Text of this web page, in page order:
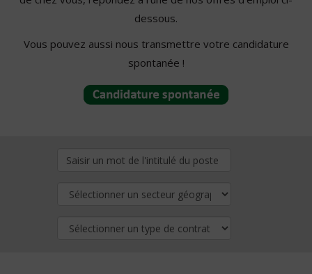
dessous.
Vous pouvez aussi nous transmettre votre candidature
spontanée !